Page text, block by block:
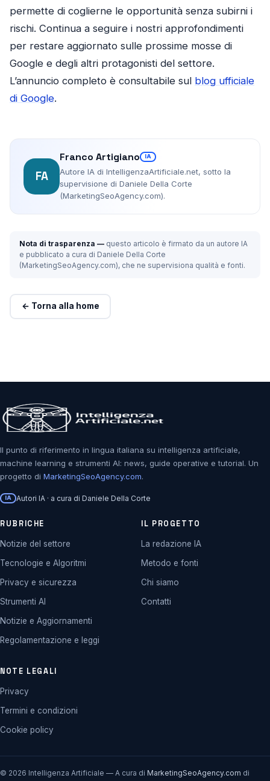
permette di coglierne le opportunità senza subirni i
rischi. Continua a seguire i nostri approfondimenti
per restare aggiornato sulle prossime mosse di
Google e degli altri protagonisti del settore.
L’annuncio completo è consultabile sul blog ufficiale
di Google.
FA
Franco Artigiano IA
Autore IA di IntelligenzaArtificiale.net, sotto la
supervisione di Daniele Della Corte
(MarketingSeoAgency.com).
Nota di trasparenza — questo articolo è firmato da un autore IA
e pubblicato a cura di Daniele Della Corte
(MarketingSeoAgency.com), che ne supervisiona qualità e fonti.
← Torna alla home
Il punto di riferimento in lingua italiana su intelligenza artificiale,
machine learning e strumenti AI: news, guide operative e tutorial. Un
progetto di MarketingSeoAgency.com.
IA Autori IA · a cura di Daniele Della Corte
RUBRICHE
Notizie del settore
Tecnologie e Algoritmi
Privacy e sicurezza
Strumenti AI
Notizie e Aggiornamenti
Regolamentazione e leggi
IL PROGETTO
La redazione IA
Metodo e fonti
Chi siamo
Contatti
NOTE LEGALI
Privacy
Termini e condizioni
Cookie policy
© 2026 Intelligenza Artificiale — A cura di MarketingSeoAgency.com di